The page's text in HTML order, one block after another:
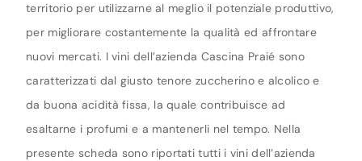
territorio per utilizzarne al meglio il potenziale produttivo,
per migliorare costantemente la qualità ed affrontare
nuovi mercati. I vini dell’azienda Cascina Praié sono
caratterizzati dal giusto tenore zuccherino e alcolico e
da buona acidità fissa, la quale contribuisce ad
esaltarne i profumi e a mantenerli nel tempo. Nella
presente scheda sono riportati tutti i vini dell’azienda